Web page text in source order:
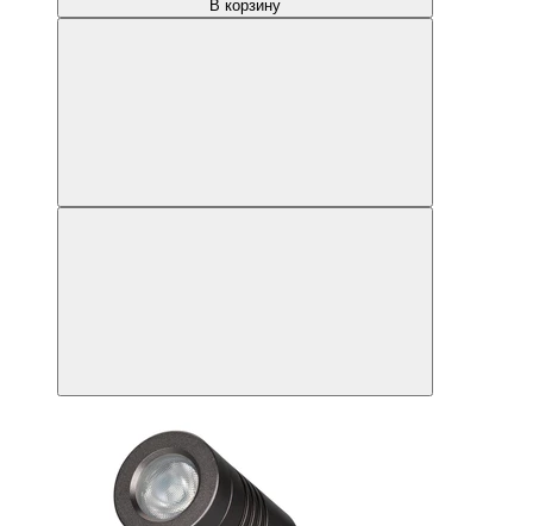
В корзину